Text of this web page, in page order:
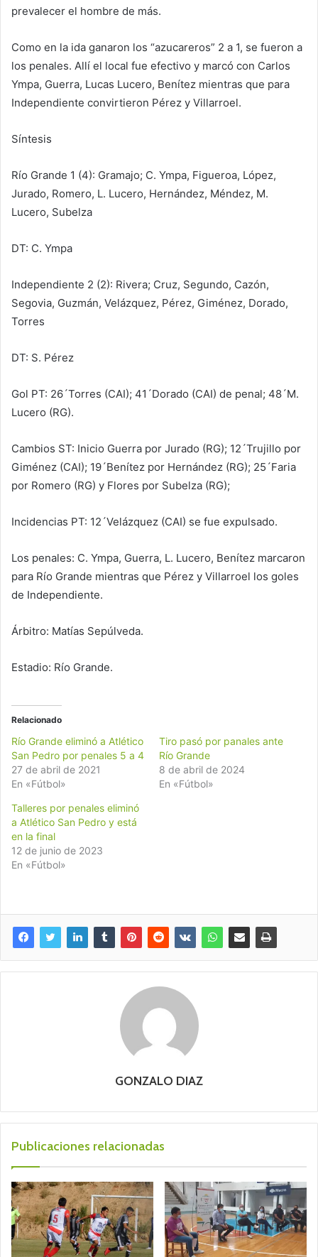
prevalecer el hombre de más.
Como en la ida ganaron los “azucareros” 2 a 1, se fueron a
los penales. Allí el local fue efectivo y marcó con Carlos
Ympa, Guerra, Lucas Lucero, Benítez mientras que para
Independiente convirtieron Pérez y Villarroel.
Síntesis
Río Grande 1 (4): Gramajo; C. Ympa, Figueroa, López,
Jurado, Romero, L. Lucero, Hernández, Méndez, M.
Lucero, Subelza
DT: C. Ympa
Independiente 2 (2): Rivera; Cruz, Segundo, Cazón,
Segovia, Guzmán, Velázquez, Pérez, Giménez, Dorado,
Torres
DT: S. Pérez
Gol PT: 26´Torres (CAI); 41´Dorado (CAI) de penal; 48´M.
Lucero (RG).
Cambios ST: Inicio Guerra por Jurado (RG); 12´Trujillo por
Giménez (CAI); 19´Benítez por Hernández (RG); 25´Faria
por Romero (RG) y Flores por Subelza (RG);
Incidencias PT: 12´Velázquez (CAI) se fue expulsado.
Los penales: C. Ympa, Guerra, L. Lucero, Benítez marcaron
para Río Grande mientras que Pérez y Villarroel los goles
de Independiente.
Árbitro: Matías Sepúlveda.
Estadio: Río Grande.
Relacionado
Río Grande eliminó a Atlético
San Pedro por penales 5 a 4
27 de abril de 2021
En «Fútbol»
Tiro pasó por panales ante
Río Grande
8 de abril de 2024
En «Fútbol»
Talleres por penales eliminó
a Atlético San Pedro y está
en la final
12 de junio de 2023
En «Fútbol»
GONZALO DIAZ
Publicaciones relacionadas